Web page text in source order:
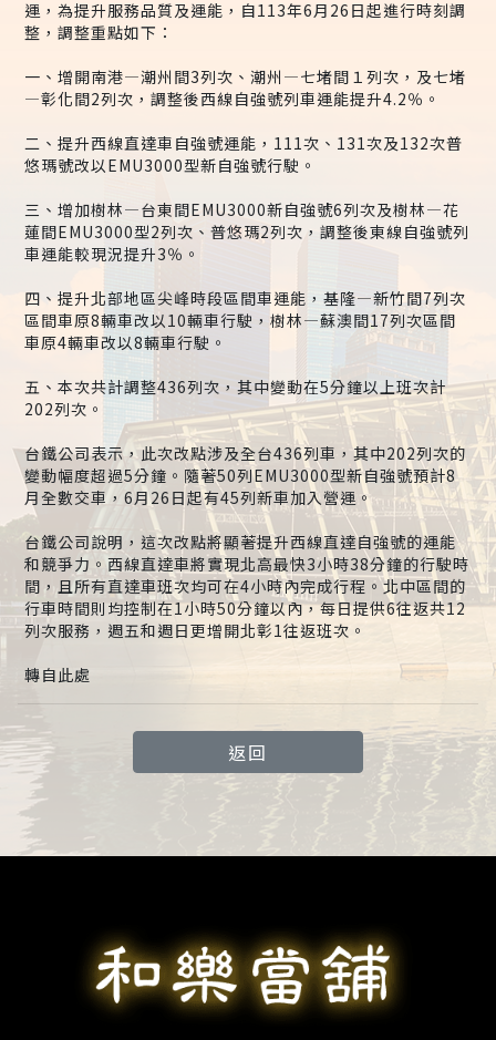
運，為提升服務品質及運能，自113年6月26日起進行時刻調
整，調整重點如下：
一、增開南港—潮州間3列次、潮州—七堵間１列次，及七堵
—彰化間2列次，調整後西線自強號列車運能提升4.2％。
二、提升西線直達車自強號運能，111次、131次及132次普
悠瑪號改以EMU3000型新自強號行駛。
三、增加樹林—台東間EMU3000新自強號6列次及樹林—花
蓮間EMU3000型2列次、普悠瑪2列次，調整後東線自強號列
車運能較現況提升3％。
四、提升北部地區尖峰時段區間車運能，基隆—新竹間7列次
區間車原8輛車改以10輛車行駛，樹林—蘇澳間17列次區間
車原4輛車改以8輛車行駛。
五、本次共計調整436列次，其中變動在5分鐘以上班次計
202列次。
台鐵公司表示，此次改點涉及全台436列車，其中202列次的
變動幅度超過5分鐘。隨著50列EMU3000型新自強號預計8
月全數交車，6月26日起有45列新車加入營運。
台鐵公司說明，這次改點將顯著提升西線直達自強號的運能
和競爭力。西線直達車將實現北高最快3小時38分鐘的行駛時
間，且所有直達車班次均可在4小時內完成行程。北中區間的
行車時間則均控制在1小時50分鐘以內，每日提供6往返共12
列次服務，週五和週日更增開北彰1往返班次。
轉自此處
返回